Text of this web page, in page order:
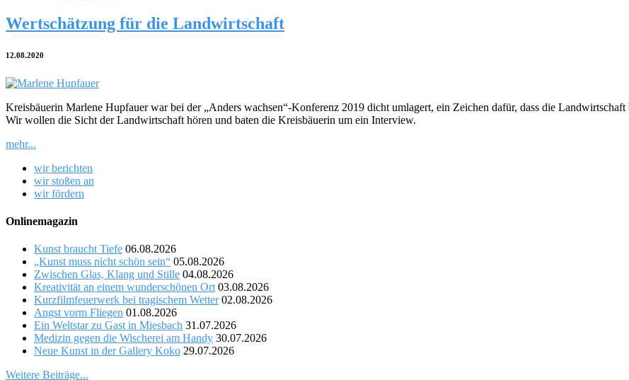
Wertschätzung für die Landwirtschaft
12.08.2020
Kreisbäuerin Marlene Hupfauer war bei der „Anders wachsen“-Konferenz 2019 dicht umlagert, ein Zeichen dafür, dass die
Wir wollen die Sicht der Landwirtschaft hören und baten die Kreisbäuerin um ein Interview.
mehr...
wir berichten
wir stoßen an
wir fördern
Onlinemagazin
Kunst braucht Tiefe 06.08.2026
„Kunst muss nicht schön sein“ 05.08.2026
Zwischen Glas, Klang und Stille 04.08.2026
Kreativität an einem wunderschönen Ort 03.08.2026
Kurzfilmfeuerwerk bei tragischem Wetter 02.08.2026
Angst vorm Fliegen 01.08.2026
Ein Weltstar zu Gast in Miesbach 31.07.2026
Medizin gegen die Wischerei am Handy 30.07.2026
Neue Kunst in der Gallery Koko 29.07.2026
Weitere Beiträge...